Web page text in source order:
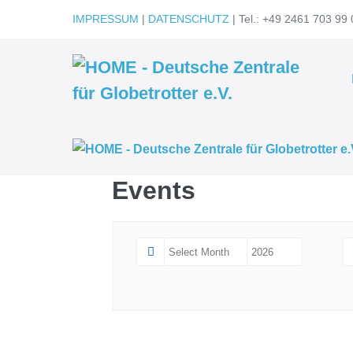
IMPRESSUM | DATENSCHUTZ | Tel.: +49 2461 703 99
Events